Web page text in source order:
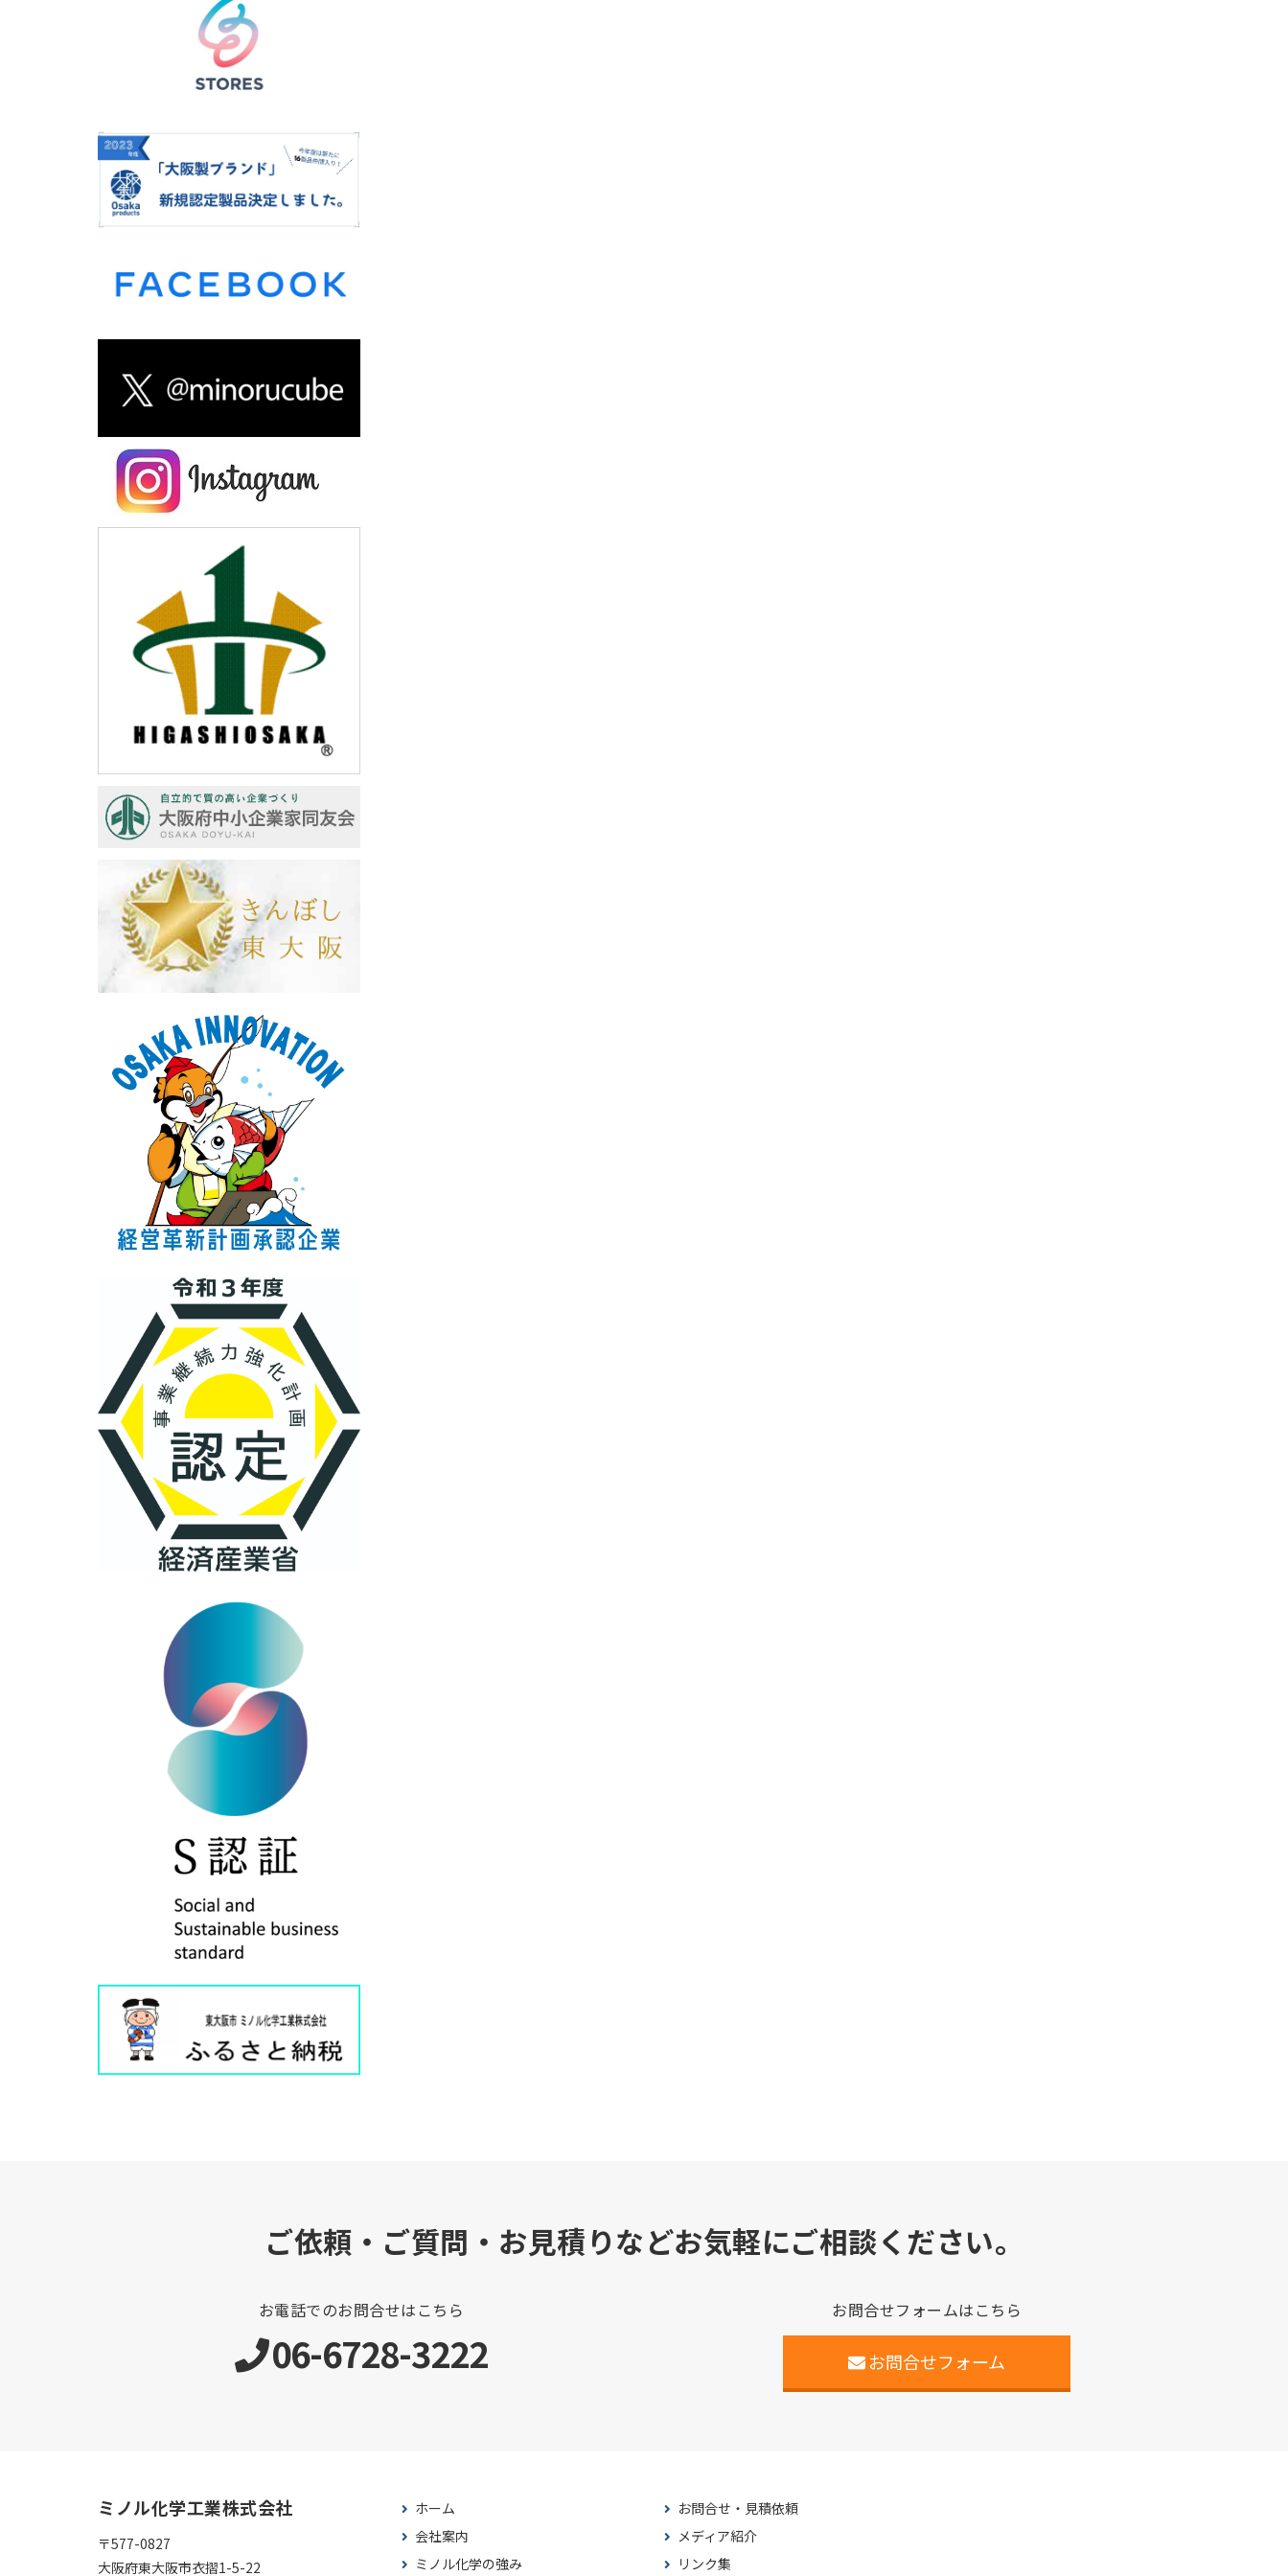
ご依頼・ご質問・お見積りなどお気軽にご相談ください。
お電話でのお問合せはこちら
06-6728-3222
お問合せフォームはこちら
お問合せフォーム
ミノル化学工業株式会社
〒577-0827
大阪府東大阪市衣摺1-5-22
ホーム
会社案内
ミノル化学の強み
お問合せ・見積依頼
メディア紹介
リンク集